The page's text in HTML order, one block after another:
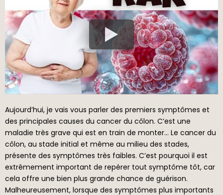
Aujourd’hui, je vais vous parler des premiers symptômes et
des principales causes du cancer du côlon. C’est une
maladie très grave qui est en train de monter… Le cancer du
côlon, au stade initial et même au milieu des stades,
présente des symptômes très faibles. C’est pourquoi il est
extrêmement important de repérer tout symptôme tôt, car
cela offre une bien plus grande chance de guérison.
Malheureusement, lorsque des symptômes plus importants